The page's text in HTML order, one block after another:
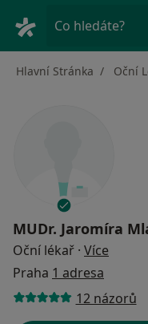
Co hledáte?
Hlavní Stránka Oční
MUDr. Jaromíra
Oční lékař · Více
Praha 1 adresa
12 názorů